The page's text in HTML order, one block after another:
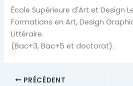
École Supérieure d'Art et Design
Formations en Art, Design
Littéraire.
(Bac+3, Bac+5 et doctorat).
PRÉCÉDENT